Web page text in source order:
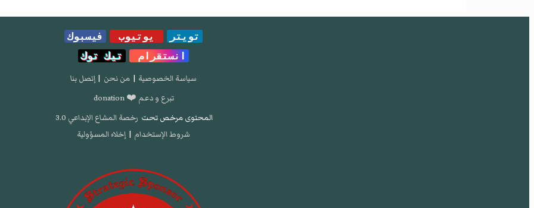
تويتر يوتيوب
فيسبوك
انستقرام
تيك توك
سياسة الخصوصية | من نحن | إتصل بنا
تبرع و دعم ❤️ donation
المحتوى مرخص تحت رخصة المشاع الإبداعي 3.0
شروط الإستخدام | إخلاء المسؤولية